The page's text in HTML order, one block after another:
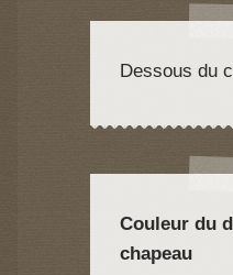
Dessous du
Couleur du
chapeau